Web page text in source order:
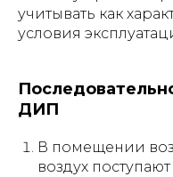
учитывать как
условия
ДИП
В помещении
воздух